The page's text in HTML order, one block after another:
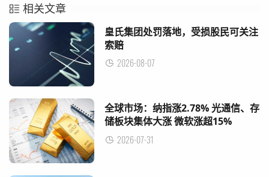
相关文章
皇氏集团处罚落地，受损股民可关注
索赔
2026-08-07
全球市场：纳指涨2.78% 光通信、存
储板块集体大涨 微软涨超15%
(2026/07/31)
2026-07-31